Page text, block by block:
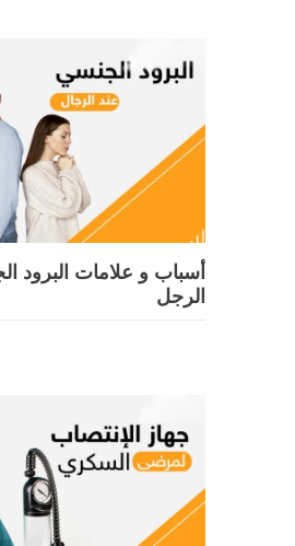
أسباب و علامات البرود
الرجل